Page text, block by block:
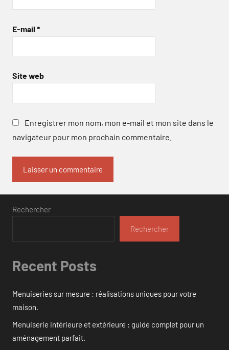
E-mail *
Site web
Enregistrer mon nom, mon e-mail et mon site dans le
navigateur pour mon prochain commentaire.
Rechercher
Rechercher
Recent Posts
Menuiseries sur mesure : réalisations uniques pour votre
maison.
Menuiserie intérieure et extérieure : guide complet pour un
aménagement parfait.